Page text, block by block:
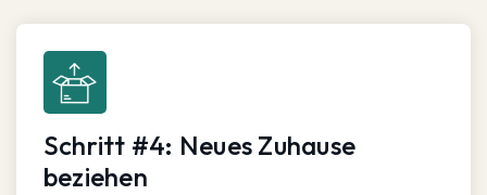
Schritt #4: Neues Zuhause
beziehen